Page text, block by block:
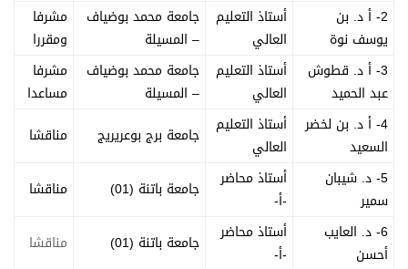
2- أ د. بن
يوسف نوة
أستاذ التعليم
العالي
جامعة محمد بوضياف
– المسيلة
مشرفا
ومقررا
3- أ د. قطوش
عبد الحميد
أستاذ التعليم
العالي
جامعة محمد بوضياف
– المسيلة
مشرفا
مساعدا
4- أ د. بن لخضر
السعيد
أستاذ التعليم
العالي
جامعة برج بوعريريج
مناقشا
5- د. شيبان
سمير
أستاذ محاضر
-أ-
جامعة باتنة (01)
مناقشا
6- د. العايب
أحسن
أستاذ محاضر
-أ-
جامعة باتنة (01) مناقشا